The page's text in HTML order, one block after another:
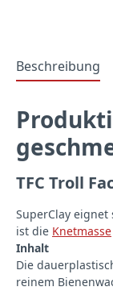
Beschreibung
TFC Troll
SuperClay
ist die Knetmasse
Inhalt
Die
reinem